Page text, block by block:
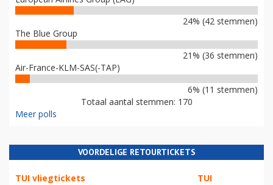
24% (42 stemmen)
The Blue Group
21% (36 stemmen)
Air-France-KLM-SAS(-TAP)
6% (11 stemmen)
Totaal aantal stemmen: 170
Meer polls
VOORDELIGE RETOURTICKETS
TUI vliegtickets TUI